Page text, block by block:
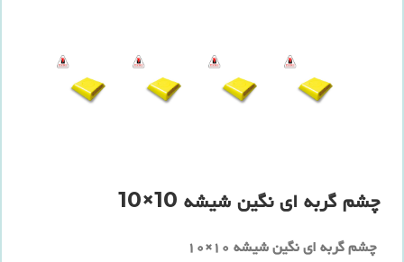
چشم گربه ای نگین شیشه 10×10
چشم گربه ای نگین شیشه 10×10